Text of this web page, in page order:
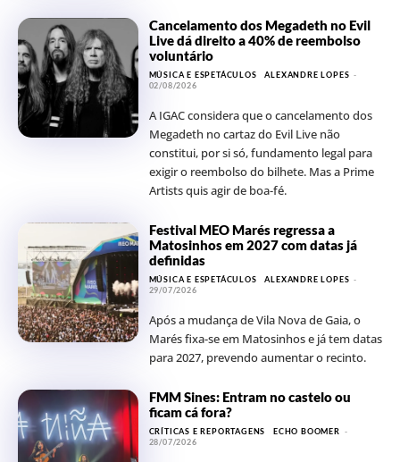
Cancelamento dos Megadeth no Evil
Live dá direito a 40% de reembolso
voluntário
MÚSICA E ESPETÁCULOS ALEXANDRE LOPES -
02/08/2026
A IGAC considera que o cancelamento dos
Megadeth no cartaz do Evil Live não
constitui, por si só, fundamento legal para
exigir o reembolso do bilhete. Mas a Prime
Artists quis agir de boa-fé.
Festival MEO Marés regressa a
Matosinhos em 2027 com datas já
definidas
MÚSICA E ESPETÁCULOS ALEXANDRE LOPES -
29/07/2026
Após a mudança de Vila Nova de Gaia, o
Marés fixa-se em Matosinhos e já tem datas
para 2027, prevendo aumentar o recinto.
FMM Sines: Entram no castelo ou
ficam cá fora?
CRÍTICAS E REPORTAGENS ECHO BOOMER -
28/07/2026